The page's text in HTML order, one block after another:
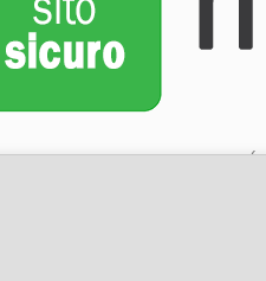
- Via Volpicella, 51